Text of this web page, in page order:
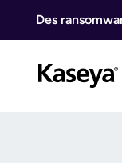
Des